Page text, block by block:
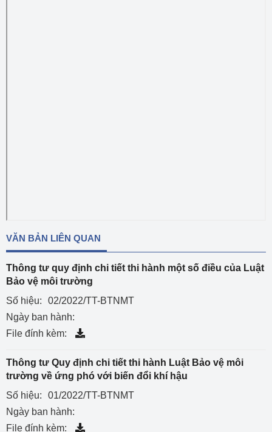
VĂN BẢN LIÊN QUAN
Thông tư quy định chi tiết thi hành một số điều của Luật
Bảo vệ môi trường
Số hiệu:
02/2022/TT-BTNMT
Ngày ban hành:
File đính kèm:
Thông tư Quy định chi tiết thi hành Luật Bảo vệ môi
trường về ứng phó với biến đổi khí hậu
Số hiệu:
01/2022/TT-BTNMT
Ngày ban hành:
File đính kèm: